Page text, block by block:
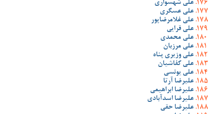
علی شهسواری
علی عسگری
علی غلامرضاپور
علی قرایی
علی محمدی
علی مرزبان
علی وزیری پناه
علی کفاشیان
علی یونسی
علیرضا آرتا
علیرضا ابراهیمی
علیرضا اسدآبادی
علیرضا حقی